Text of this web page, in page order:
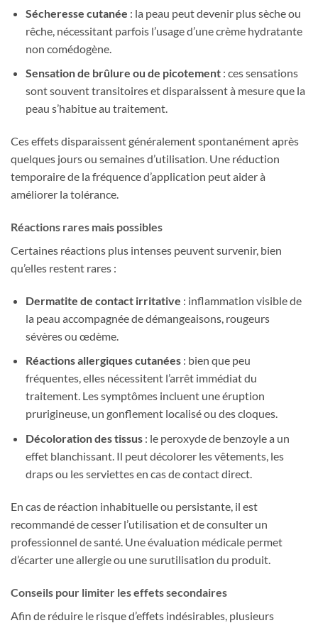
Sécheresse cutanée : la peau peut devenir plus sèche ou
rêche, nécessitant parfois l’usage d’une crème hydratante
non comédogène.
Sensation de brûlure ou de picotement: ces sensations
sont souvent transitoires et disparaissent à mesure que la
peau s’habitue au traitement.
Ces effets disparaissent généralement spontanément après
quelques jours ou semaines d’utilisation. Une réduction
temporaire de la fréquence d’application peut aider à
améliorer la tolérance.
Réactions rares mais possibles
Certaines réactions plus intenses peuvent survenir, bien
qu’elles restent rares :
Dermatite de contact irritative : inflammation visible de
la peau accompagnée de démangeaisons, rougeurs
sévères ou œdème.
Réactions allergiques cutanées: bien que peu
fréquentes, elles nécessitent l’arrêt immédiat du
traitement. Les symptômes incluent une éruption
prurigineuse, un gonflement localisé ou des cloques.
Décoloration des tissus: le peroxyde de benzoyle a un
effet blanchissant. Il peut décolorer les vêtements, les
draps ou les serviettes en cas de contact direct.
En cas de réaction inhabituelle ou persistante, il est
recommandé de cesser l’utilisation et de consulter un
professionnel de santé. Une évaluation médicale permet
d’écarter une allergie ou une surutilisation du produit.
Conseils pour limiter les effets secondaires
Afin de réduire le risque d’effets indésirables, plusieurs